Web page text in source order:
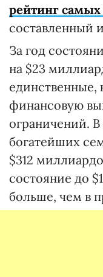
рейтинг самых
составленный
За год
на $23
единственные,
финансовую
ограничений.
богатейших
$312
состояние до
больше, чем в